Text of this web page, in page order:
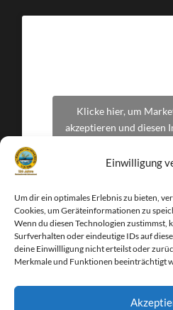
Einwilligung
Um dir ein optimales Erlebnis zu bieten,
Cookies, um Geräteinformationen zu
Wenn du diesen Technologien zustimmst,
Surfverhalten oder eindeutige IDs auf
deine Einwillligung nicht erteilst oder
Merkmale und Funktionen beeinträchtigt
Klicke hier, um
akzeptieren und diesen